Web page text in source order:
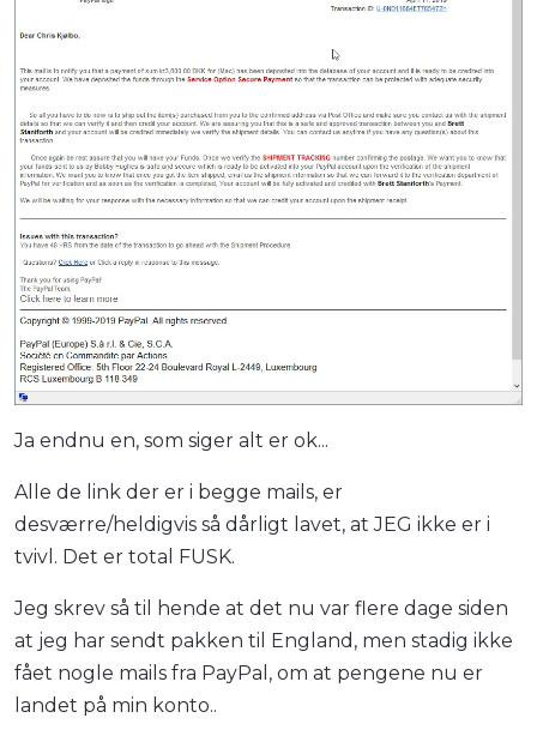
Ja endnu en, som siger alt er ok...
Alle de link der er i begge mails, er
desværre/heldigvis så dårligt lavet, at JEG ikke er i
tvivl. Det er total FUSK.
Jeg skrev så til hende at det nu var flere dage siden
at jeg har sendt pakken til England, men stadig ikke
fået nogle mails fra PayPal, om at pengene nu er
landet på min konto..